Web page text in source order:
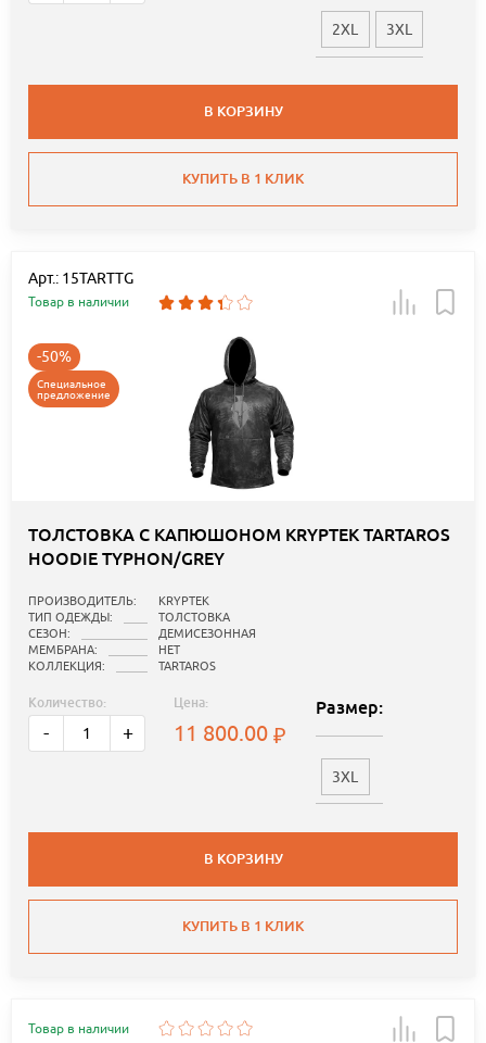
2XL 3XL
В КОРЗИНУ
КУПИТЬ В 1 КЛИК
Арт.: 15TARTTG
Товар в наличии
-50%
Специальное
предложение
ТОЛСТОВКА С КАПЮШОНОМ KRYPTEK TARTAROS
HOODIE TYPHON/GREY
ПРОИЗВОДИТЕЛЬ:
KRYPTEK
ТИП ОДЕЖДЫ:
ТОЛСТОВКА
СЕЗОН:
ДЕМИСЕЗОННАЯ
МЕМБРАНА:
НЕТ
КОЛЛЕКЦИЯ:
TARTAROS
Количество:
- +
Цена:
11 800.00
Размер:
3XL
В КОРЗИНУ
КУПИТЬ В 1 КЛИК
Товар в наличии